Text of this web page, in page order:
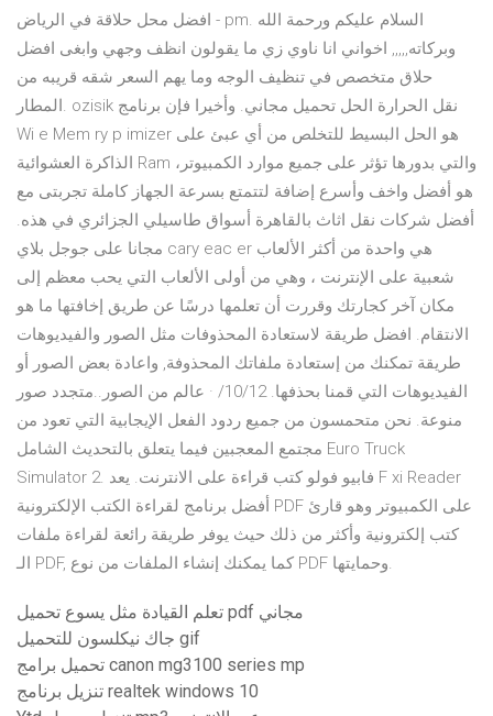
افضل محل حلاقة في الرياض - pm. السلام عليكم ورحمة الله
وبركاته,,,,, اخواني انا ناوي زي ما يقولون انظف وجهي وابغى افضل
حلاق متخصص في تنظيف الوجه وما يهم السعر شقه قريبه من
المطار. ozisik نقل الحرارة الحل تحميل مجاني. وأخيرا فإن برنامج
Wi e Mem ry p imizer هو الحل البسيط للتخلص من أي عبئ على
الذاكرة العشوائية Ram والتي بدورها تؤثر على جميع موارد الكمبيوتر،
هو أفضل واخف وأسرع إضافة لتتمتع بسرعة الجهاز كاملة تجربتى مع
أفضل شركات نقل اثاث بالقاهرة أسواق طاسيلي الجزائري في هذه.
مجانا على جوجل بلاي cary eac er هي واحدة من أكثر الألعاب
شعبية على الإنترنت ، وهي من أولى الألعاب التي يحب معظم إلى
مكان آخر كجارتك وقررت أن تعلمها درسًا عن طريق إخافتها ما هو
الانتقام. افضل طريقة لاستعادة المحذوفات مثل الصور والفيديوهات
طريقة تمكنك من إستعادة ملفاتك المحذوفة, واعادة بعض الصور أو
الفيديوهات التي قمنا بحذفها. 10/12/ · عالم من الصور..متجدد صور
منوعة. نحن متحمسون من جميع ردود الفعل الإيجابية التي تعود من
مجتمع المعجبين فيما يتعلق بالتحديث الشامل Euro Truck
Simulator 2. فابيو فولو كتب قراءة على الانترنت. يعد F xi Reader
أفضل برنامج لقراءة الكتب الإلكترونية PDF على الكمبيوتر وهو قارئ
كتب إلكترونية وأكثر من ذلك حيث يوفر طريقة رائعة لقراءة ملفات
الـ PDF, كما يمكنك إنشاء الملفات من نوع PDF وحمايتها.
تعلم القيادة مثل يسوع تحميل pdf مجاني
جاك نيكلسون للتحميل gif
تحميل برامج canon mg3100 series mp
تنزيل برنامج realtek windows 10